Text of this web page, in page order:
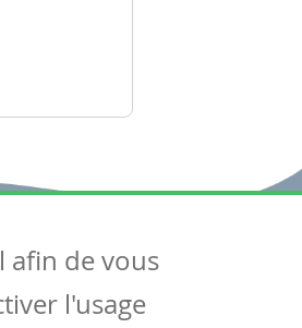
afin de vous
l'usage